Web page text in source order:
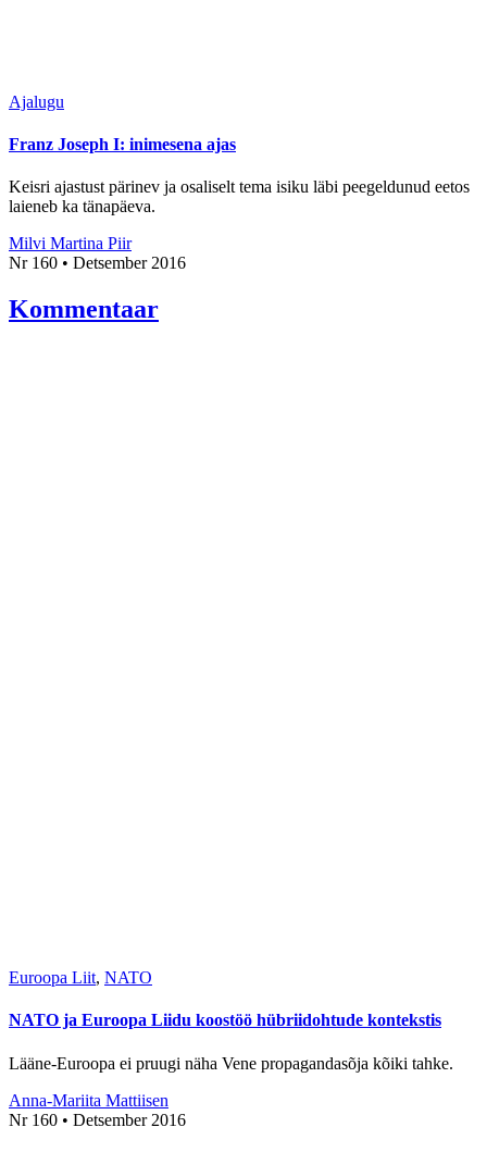
Ajalugu
Franz Joseph I: inimesena ajas
Keisri ajastust pärinev ja osaliselt tema isiku läbi peegeldunud eetos
laieneb ka tänapäeva.
Milvi Martina Piir
Nr 160 • Detsember 2016
Kommentaar
Euroopa Liit, NATO
NATO ja Euroopa Liidu koostöö hübriidohtude kontekstis
Lääne-Euroopa ei pruugi näha Vene propagandasõja kõiki tahke.
Anna-Mariita Mattiisen
Nr 160 • Detsember 2016